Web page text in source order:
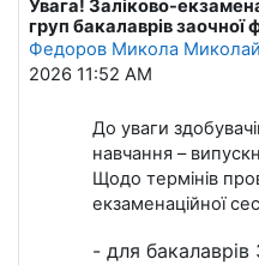
Увага! Заліково-
груп бакалаврів
Федоров Микола
2026 11:52 AM
До уваги
навчання –
Щодо термінів
екзаменаційної
- для